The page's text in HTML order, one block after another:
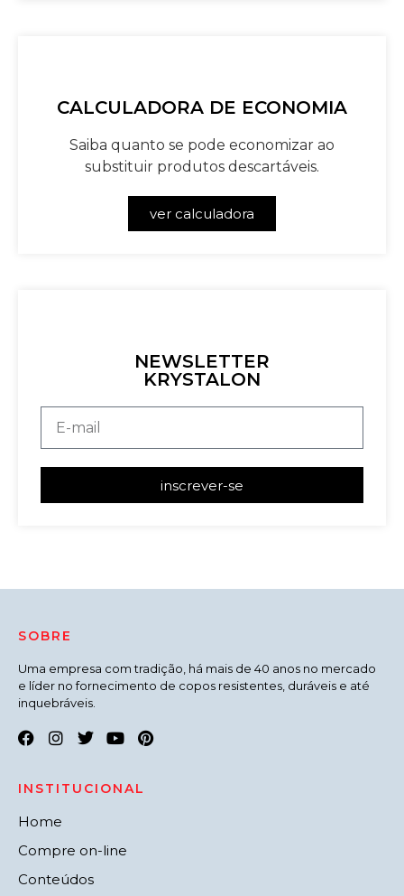
CALCULADORA DE ECONOMIA
Saiba quanto se pode economizar ao
substituir produtos descartáveis.
ver calculadora
NEWSLETTER
KRYSTALON
inscrever-se
SOBRE
Uma empresa com tradição, há mais de 40 anos no mercado
e líder no fornecimento de copos resistentes, duráveis e até
inquebráveis.
INSTITUCIONAL
Home
Compre on-line
Conteúdos